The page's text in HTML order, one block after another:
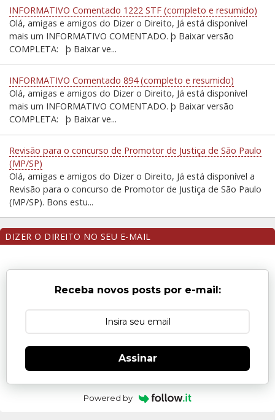
INFORMATIVO Comentado 1222 STF (completo e resumido)
Olá, amigas e amigos do Dizer o Direito, Já está disponível
mais um INFORMATIVO COMENTADO. þ Baixar versão
COMPLETA: þ Baixar ve...
INFORMATIVO Comentado 894 (completo e resumido)
Olá, amigas e amigos do Dizer o Direito, Já está disponível
mais um INFORMATIVO COMENTADO. þ Baixar versão
COMPLETA: þ Baixar ve...
Revisão para o concurso de Promotor de Justiça de São Paulo
(MP/SP)
Olá, amigas e amigos do Dizer o Direito, Já está disponível a
Revisão para o concurso de Promotor de Justiça de São Paulo
(MP/SP). Bons estu...
DIZER O DIREITO NO SEU E-MAIL
Receba novos posts por e-mail:
Assinar
Powered by